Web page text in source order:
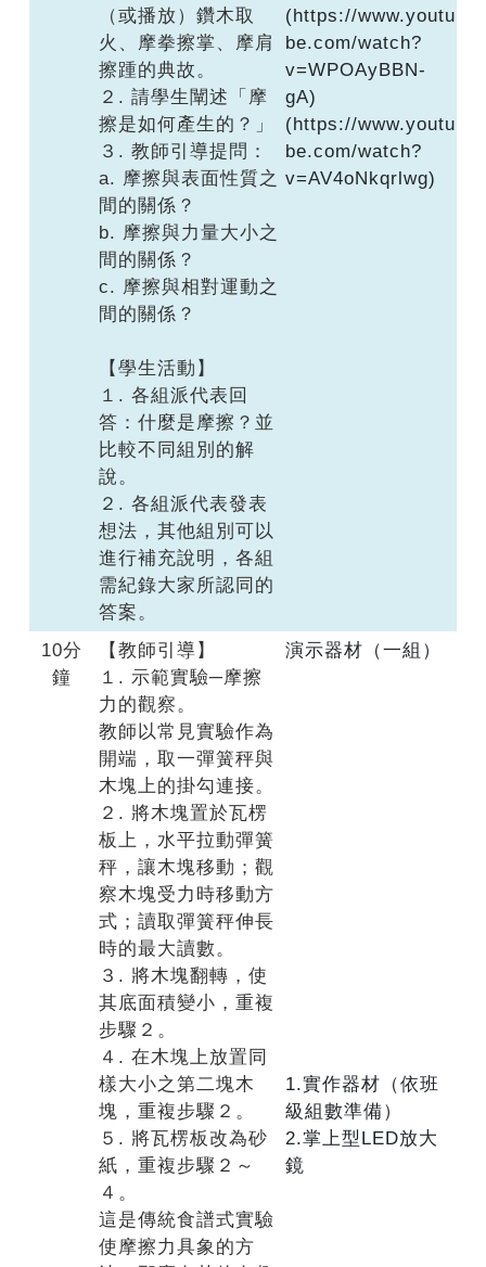
（或播放）鑽木取
火、摩拳擦掌、摩肩
擦踵的典故。
２. 請學生闡述「摩
擦是如何產生的？」
３. 教師引導提問：
a. 摩擦與表面性質之
間的關係？
b. 摩擦與力量大小之
間的關係？
c. 摩擦與相對運動之
間的關係？
【學生活動】
１. 各組派代表回
答：什麼是摩擦？並
比較不同組別的解
說。
２. 各組派代表發表
想法，其他組別可以
進行補充說明，各組
需紀錄大家所認同的
答案。
(https://www.youtu
be.com/watch?
v=WPOAyBBN-
gA)
(https://www.youtu
be.com/watch?
v=AV4oNkqrlwg)
10分
鐘
【教師引導】
１. 示範實驗─摩擦
力的觀察。
教師以常見實驗作為
開端，取一彈簧秤與
木塊上的掛勾連接。
２. 將木塊置於瓦楞
板上，水平拉動彈簧
秤，讓木塊移動；觀
察木塊受力時移動方
式；讀取彈簧秤伸長
時的最大讀數。
３. 將木塊翻轉，使
其底面積變小，重複
步驟２。
４. 在木塊上放置同
樣大小之第二塊木
塊，重複步驟２。
５. 將瓦楞板改為砂
紙，重複步驟２～
４。
這是傳統食譜式實驗
使摩擦力具象的方
演示器材（一組）
1.實作器材（依班
級組數準備）
2.掌上型LED放大
鏡